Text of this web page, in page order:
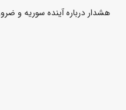
هشدار درباره آینده سوریه و